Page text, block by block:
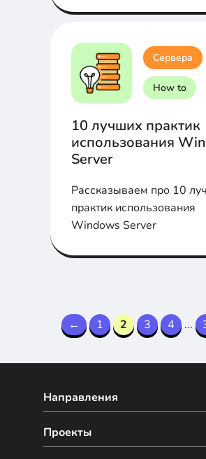
Сервера
How to
10 лучших практик
использования
Server
Рассказываем про 10
практик использования
Windows Server
← 1 2 3 4 ...
Направления
Проекты